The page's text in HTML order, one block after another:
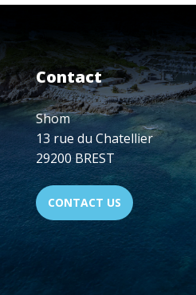
Contact
Shom
13 rue du Chatellier
29200 BREST
CONTACT US